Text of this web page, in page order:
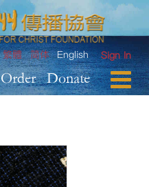
Sign In
繁體 简体 English
Order Donate